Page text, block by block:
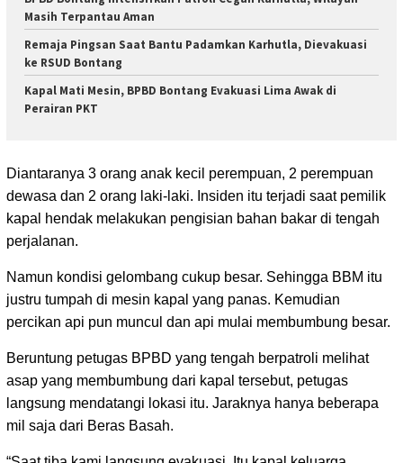
Masih Terpantau Aman
Remaja Pingsan Saat Bantu Padamkan Karhutla, Dievakuasi
ke RSUD Bontang
Kapal Mati Mesin, BPBD Bontang Evakuasi Lima Awak di
Perairan PKT
Diantaranya 3 orang anak kecil perempuan, 2 perempuan
dewasa dan 2 orang laki-laki. Insiden itu terjadi saat pemilik
kapal hendak melakukan pengisian bahan bakar di tengah
perjalanan.
Namun kondisi gelombang cukup besar. Sehingga BBM itu
justru tumpah di mesin kapal yang panas. Kemudian
percikan api pun muncul dan api mulai membumbung besar.
Beruntung petugas BPBD yang tengah berpatroli melihat
asap yang membumbung dari kapal tersebut, petugas
langsung mendatangi lokasi itu. Jaraknya hanya beberapa
mil saja dari Beras Basah.